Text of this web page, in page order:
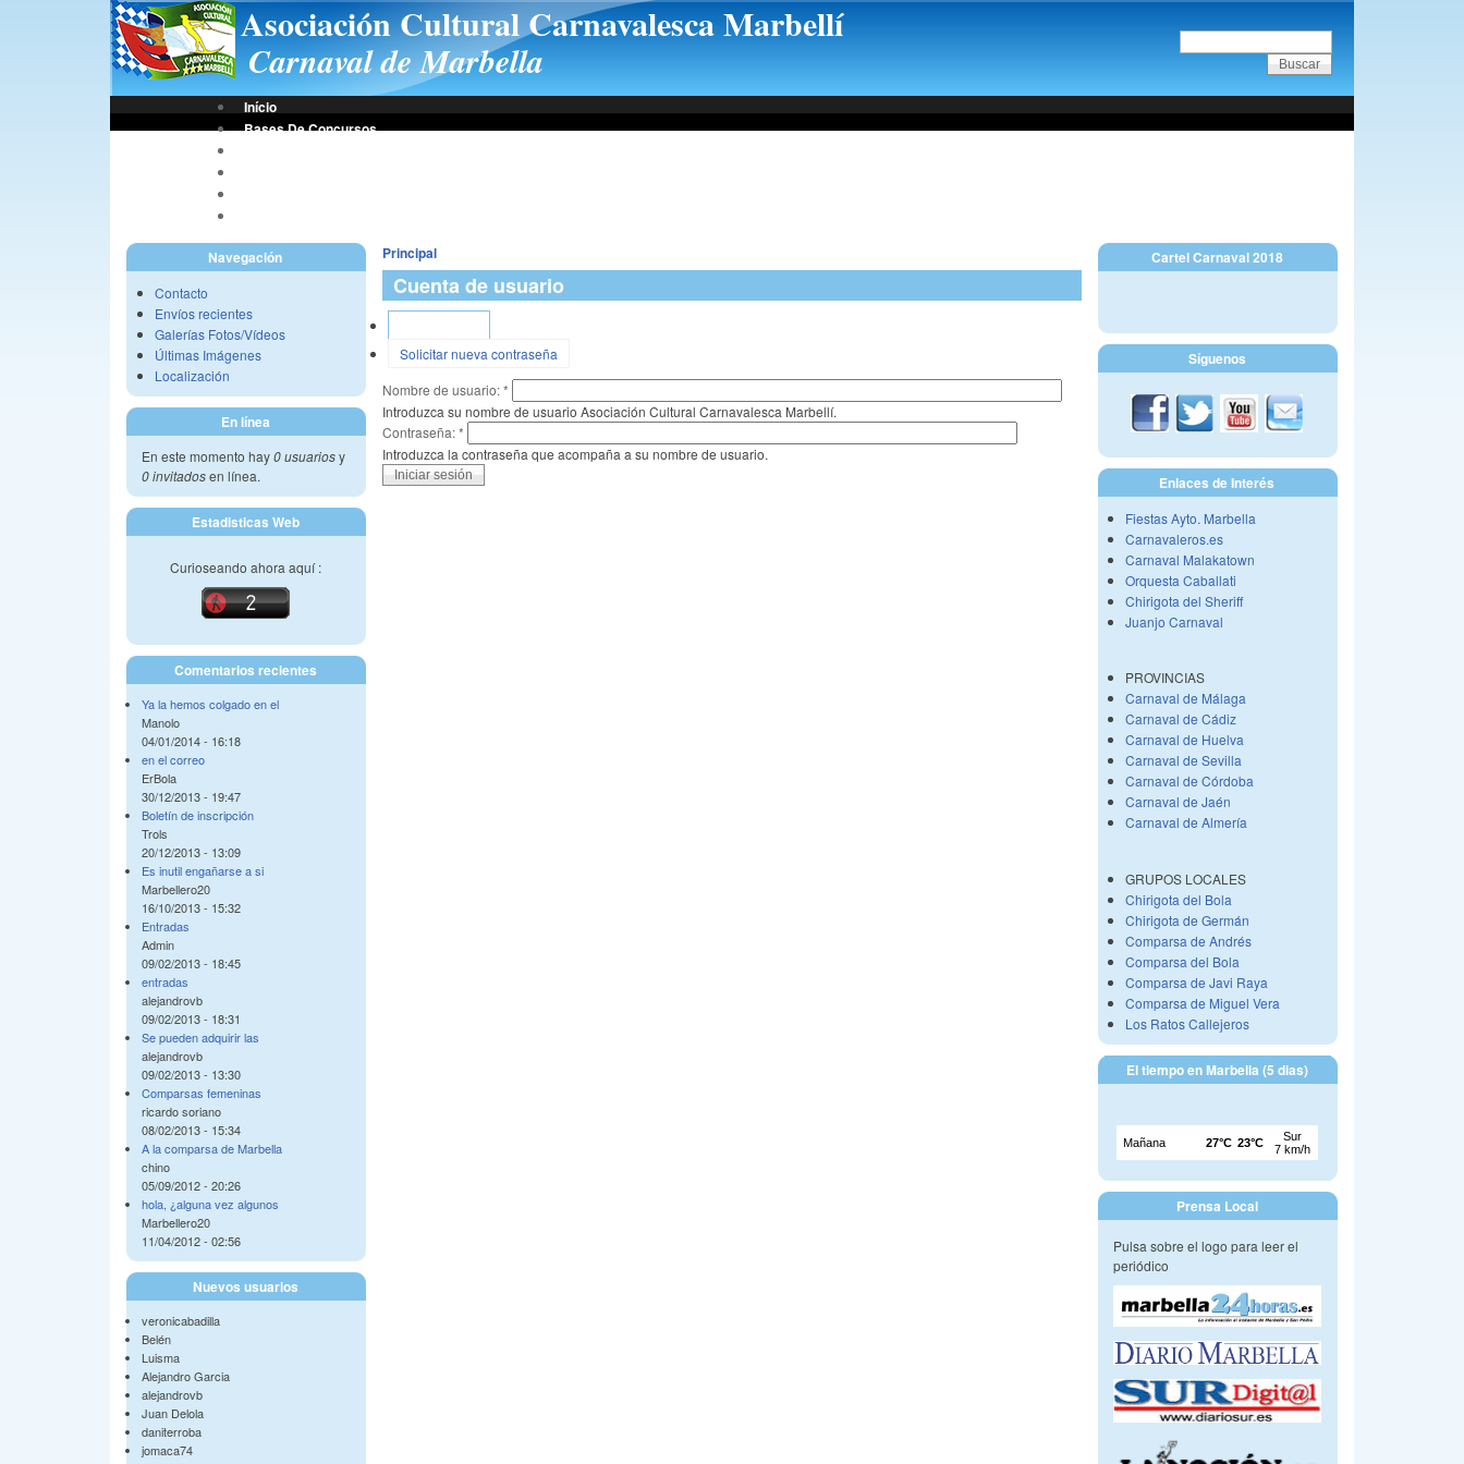
Asociación Cultural Carnavalesca Marbellí
Carnaval de Marbella
Início
Bases De Concursos
Navegación
Contacto
Envíos recientes
Galerías Fotos/Vídeos
Últimas Imágenes
Localización
En línea
En este momento hay0 usuariosy
0 invitadosen línea.
Estadisticas Web
Curioseando ahora aquí :
Comentarios recientes
Ya la hemos colgado en el
Manolo
04/01/2014 - 16:18
en el correo
ErBola
30/12/2013 - 19:47
Boletín de inscripción
Trols
20/12/2013 - 13:09
Es inutil engañarse a si
Marbellero20
16/10/2013 - 15:32
Entradas
Admin
09/02/2013 - 18:45
entradas
alejandrovb
09/02/2013 - 18:31
Se pueden adquirir las
alejandrovb
09/02/2013 - 13:30
Comparsas femeninas
ricardo soriano
08/02/2013 - 15:34
A la comparsa de Marbella
chino
05/09/2012 - 20:26
hola, ¿alguna vez algunos
Marbellero20
11/04/2012 - 02:56
Nuevos usuarios
veronicabadilla
Belén
Luisma
Alejandro Garcia
alejandrovb
Juan Delola
daniterroba
jomaca74
Principal
Cuenta de usuario
Solicitar nueva contraseña
Nombre de usuario:*
Introduzca su nombre de usuario Asociación Cultural Carnavalesca Marbellí.
Contraseña:*
Introduzca la contraseña que acompaña a su nombre de usuario.
Cartel Carnaval 2018
Síguenos
Enlaces de Interés
Fiestas Ayto. Marbella
Carnavaleros.es
Carnaval Malakatown
Orquesta Caballati
Chirigota del Sheriff
Juanjo Carnaval
PROVINCIAS
Carnaval de Málaga
Carnaval de Cádiz
Carnaval de Huelva
Carnaval de Sevilla
Carnaval de Córdoba
Carnaval de Jaén
Carnaval de Almería
GRUPOS LOCALES
Chirigota del Bola
Chirigota de Germán
Comparsa de Andrés
Comparsa del Bola
Comparsa de Javi Raya
Comparsa de Miguel Vera
Los Ratos Callejeros
El tiempo en Marbella (5 dias)
Prensa Local
Pulsa sobre el logo para leer el
periódico